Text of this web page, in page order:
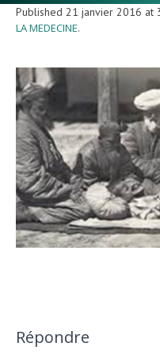
Published 21 janvier 2016 at
LA MEDECINE.
Répondre